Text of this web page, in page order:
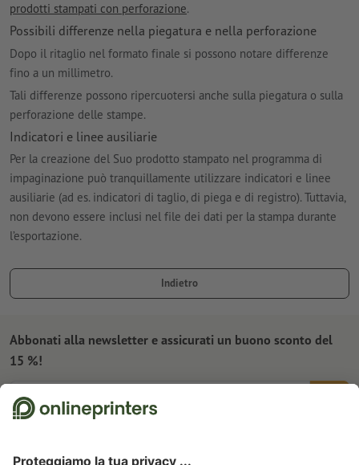
prodotti stampati con perforazione.
Possibili differenze nella piegatura e nella perforazione
Dopo il ritaglio nel formato finale si possono notare differenze
fino a un millimetro.
Tali differenze possono ripercuotersi anche sulla piegatura o sulla
perforazione delle stampe.
Indicatori e linee ausiliarie
Per la creazione del Suo prodotto stampato nel programma di
impaginazione può tranquillamente utilizzare indicatori e linee
ausiliarie (ad es. indicatori di taglio, di piega e di registro). Tuttavia,
non devono essere inclusi nel file dei dati per la stampa durante
l’esportazione.
Indietro
Abbonati alla newsletter e assicurati un buono sconto del
15 %!